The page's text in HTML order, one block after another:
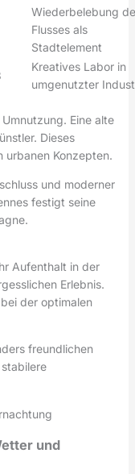
Wiederbelebung
Flusses als
Stadtelement
Kreatives Labor in
umgenutzter
Eine alte
Dieses
urbanen Konzepten.
und moderner
festigt seine
Aufenthalt in der
Erlebnis.
der optimalen
freundlichen
und